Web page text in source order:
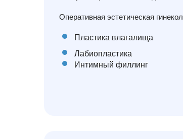
Оперативная эстетическая
Пластика влагалища
Лабиопластика
Интимный филлинг